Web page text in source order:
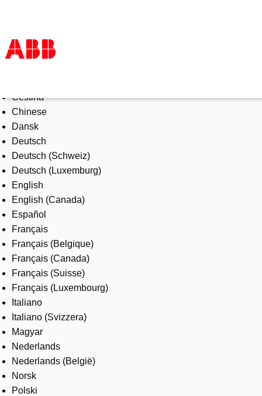
Products & Solutions
Industries
Services
About us
Where to buy
Contact us
Careers
Čeština
Chinese
Dansk
Deutsch
Deutsch (Schweiz)
Deutsch (Luxemburg)
English
English (Canada)
Español
Français
Français (Belgique)
Français (Canada)
Français (Suisse)
Français (Luxembourg)
Italiano
Italiano (Svizzera)
Magyar
Nederlands
Nederlands (België)
Norsk
Polski